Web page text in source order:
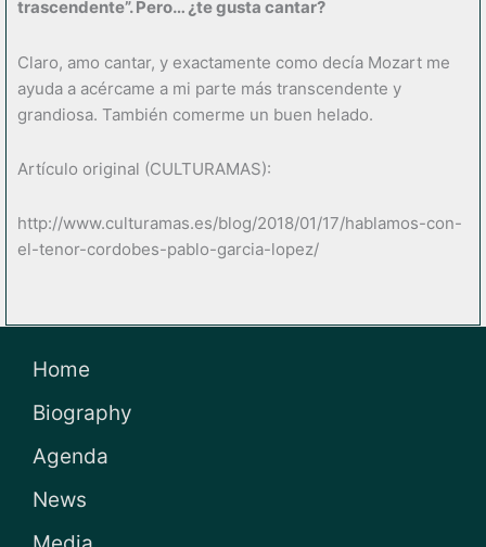
trascendente”. Pero… ¿te gusta cantar?
Claro, amo cantar, y exactamente como decía Mozart me
ayuda a acércame a mi parte más transcendente y
grandiosa. También comerme un buen helado.
Artículo original (CULTURAMAS):
http://www.culturamas.es/blog/2018/01/17/hablamos-con-
el-tenor-cordobes-pablo-garcia-lopez/
Home
Biography
Agenda
News